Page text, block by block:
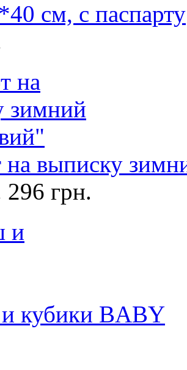
см, с паспарту
на выписку
296 грн.
кубики BABY